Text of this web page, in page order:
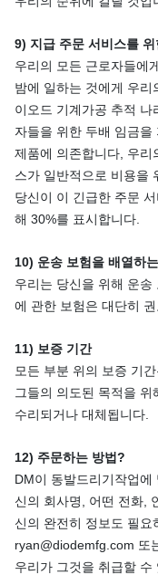
9) 지급 주문 서비스를
우리의 모든 근로자들에
밤에 일하는 것에게 우
이오드 기계가공 추적 나
자들을 위한 두배 임금
제품에 의존합니다, 우리
스가 일반적으로 비용을
당신이 이 긴급한 주문
해 30%를 표시합니다.
10) 운송 보험을 배열하
우리는 당신을 위해 운송
에 관한 보험은 대단히 권
11) 보증 기간
모든 부분 위의 보증 기
그들의 의도된 목적을
수리되거나 대체됩니다.
12) 주문하는 방법?
DM이 동발드리기작업
신의 회사명, 어떤 전화,
신의 완전히 정보도 필
ryan@diodemfg.com 또
우리가 그것을 취급할 수